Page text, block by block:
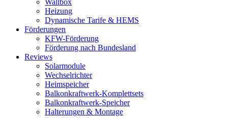
Wallbox
Heizung
Dynamische Tarife & HEMS
Förderungen
KFW-Förderung
Förderung nach Bundesland
Reviews
Solarmodule
Wechselrichter
Heimspeicher
Balkonkraftwerk-Komplettsets
Balkonkraftwerk-Speicher
Halterungen & Montage